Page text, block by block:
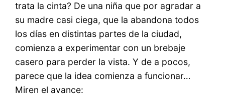
trata la cinta? De una niña que por agradar a
su madre casi ciega, que la abandona todos
los días en distintas partes de la ciudad,
comienza a experimentar con un brebaje
casero para perder la vista. Y de a pocos,
parece que la idea comienza a funcionar…
Miren el avance: